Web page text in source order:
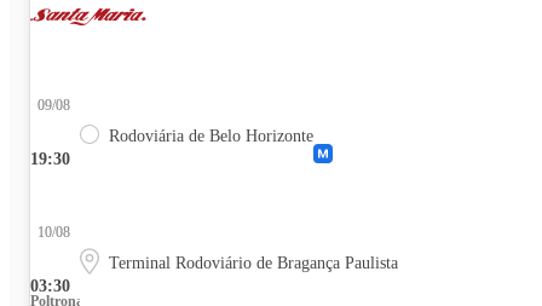
19:30
09/08
Rodoviária de Belo Horizonte
03:30
10/08
Terminal Rodoviário de Bragança Paulista
Poltrona